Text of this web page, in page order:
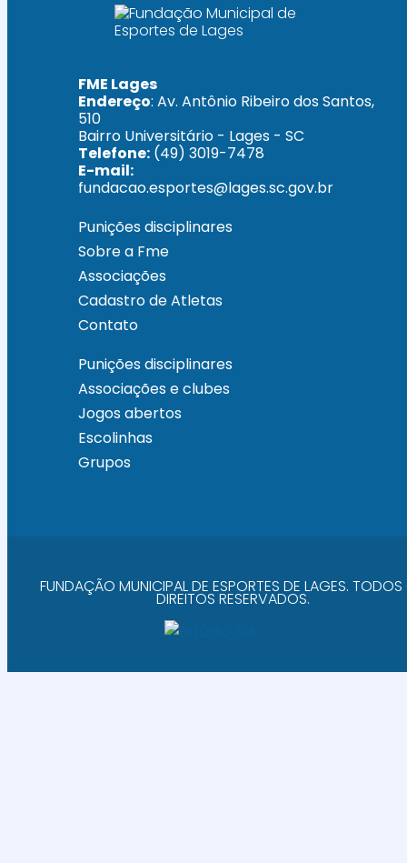
FME Lages
Endereço: Av. Antônio Ribeiro dos Santos,
510
Bairro Universitário - Lages - SC
Telefone: (49) 3019-7478
E-mail:
fundacao.esportes@lages.sc.gov.br
Punições disciplinares
Sobre a Fme
Associações
Cadastro de Atletas
Contato
Punições disciplinares
Associações e clubes
Jogos abertos
Escolinhas
Grupos
FUNDAÇÃO MUNICIPAL DE ESPORTES DE LAGES.
DIREITOS RESERVADOS.